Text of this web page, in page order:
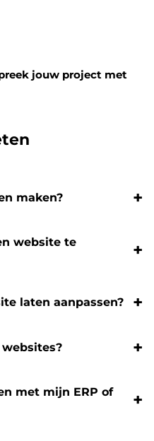
jouw project met
maken?
website te
laten aanpassen?
met mijn ERP of